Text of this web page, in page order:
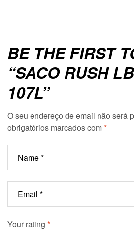
BE THE FIRST
“SACO RUSH
107L”
O seu endereço de email não será
obrigatórios marcados com*
Your rating *